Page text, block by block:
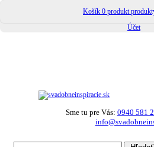
Sme tu pre Vás: 0940 581
Košík 0 produkt
Účet